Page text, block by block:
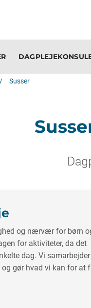
Susser
og nærvær for børn
for aktiviteter, da det
dag. Vi
gør hvad vi kan for at